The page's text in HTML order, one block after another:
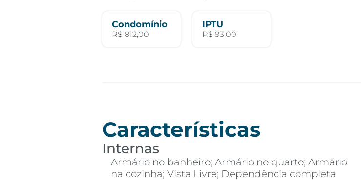
Condomínio
R$ 812,00
IPTU
R$ 93,00
Características
Internas
Armário no banheiro; Armário no quarto; Armário
na cozinha; Vista Livre; Dependência completa